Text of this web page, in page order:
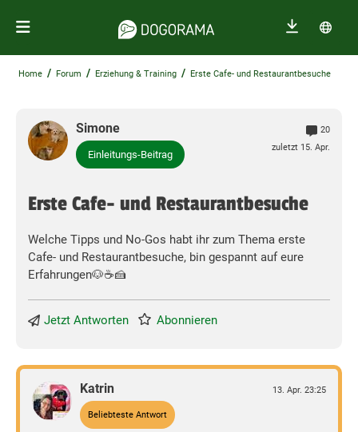
Home / Forum / Erziehung & Training / Erste Cafe- und Restaurantbesuche
Simone
Einleitungs-Beitrag
20
zuletzt 15. Apr.
Erste Cafe- und Restaurantbesuche
Welche Tipps und No-Gos habt ihr zum Thema erste
Cafe- und Restaurantbesuche, bin gespannt auf eure
Erfahrungen🐶☕️🍰
Jetzt Antworten Abonnieren
Katrin
Beliebteste Antwort
13. Apr. 23:25